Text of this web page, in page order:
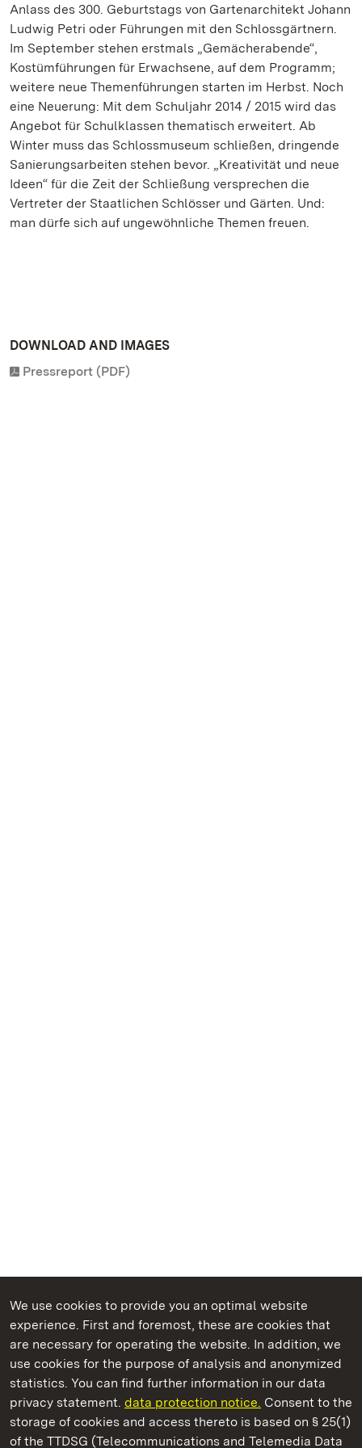
We use cookies to provide you an optimal website
experience. First and foremost, these are cookies that
are necessary for operating the website. In addition, we
use cookies for the purpose of analysis and anonymized
statistics. You can find further information in our data
privacy statement. data protection notice. Consent to the
storage of cookies and access thereto is based on § 25(1)
of the TTDSG (Telecommunications and Telemedia Data
Anlass des 300. Geburtstags von Gartenarchitekt Johann
Ludwig Petri oder Führungen mit den Schlossgärtnern.
Im September stehen erstmals „Gemächerabende“,
Kostümführungen für Erwachsene, auf dem Programm;
weitere neue Themenführungen starten im Herbst. Noch
eine Neuerung: Mit dem Schuljahr 2014 / 2015 wird das
Angebot für Schulklassen thematisch erweitert. Ab
Winter muss das Schlossmuseum schließen, dringende
Sanierungsarbeiten stehen bevor. „Kreativität und neue
Ideen“ für die Zeit der Schließung versprechen die
Vertreter der Staatlichen Schlösser und Gärten. Und:
man dürfe sich auf ungewöhnliche Themen freuen.
DOWNLOAD AND IMAGES
Pressreport (PDF)
State Palaces and Gardens of Baden-Wuerttemberg